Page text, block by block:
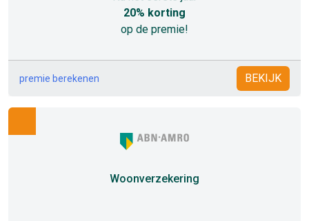
20% korting
op de premie!
premie berekenen BEKIJK
Woonverzekering